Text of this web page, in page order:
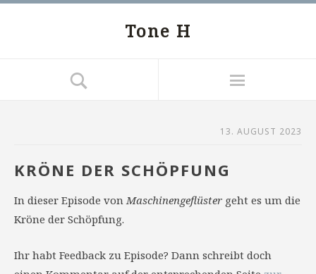
Tone H
13. AUGUST 2023
KRÖNE DER SCHÖPFUNG
In dieser Episode vonMaschinengeflüster geht es um die
Kröne der Schöpfung.
Ihr habt Feedback zu Episode? Dann schreibt doch